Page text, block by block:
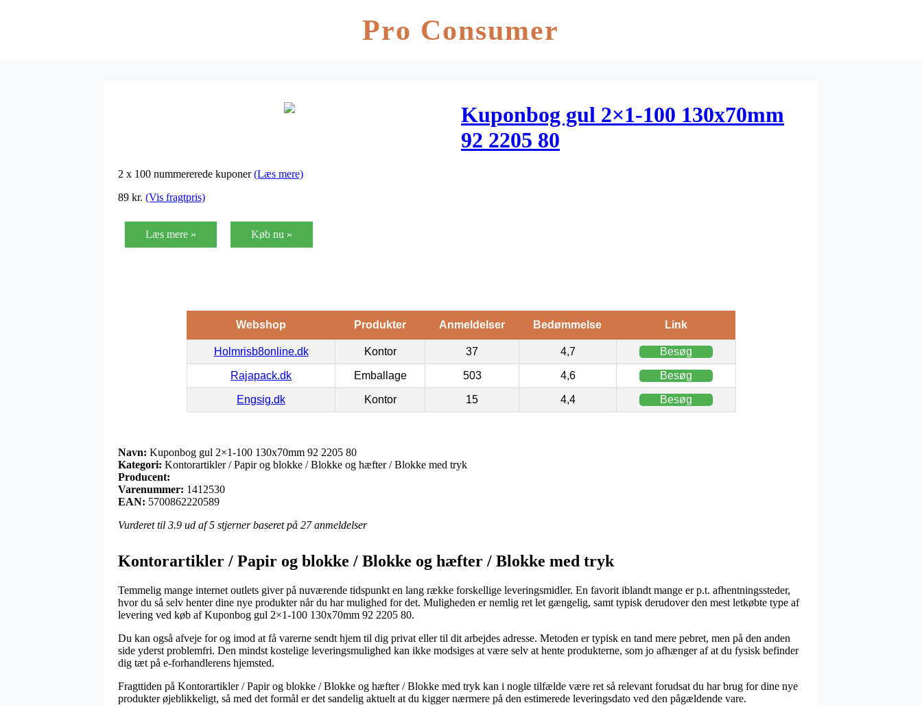
Pro Consumer
Kuponbog gul 2×1-100 130x70mm
92 2205 80
2 x 100 nummererede kuponer(Læs mere)
89 kr. (Vis fragtpris)
Læs mere » Køb nu »
Webshop Produkter Anmeldelser Bedømmelse Link
Holmrisb8online.dk Kontor 37 4,7 Besøg
Rajapack.dk Emballage 503 4,6 Besøg
Engsig.dk Kontor 15 4,4 Besøg
Navn: Kuponbog gul 2×1-100 130x70mm 92 2205 80
Kategori: Kontorartikler / Papir og blokke / Blokke og hæfter / Blokke med tryk
Producent:
Varenummer: 1412530
EAN: 5700862220589
Vurderet til 3.9 ud af 5 stjerner baseret på 27anmeldelser
Kontorartikler / Papir og blokke / Blokke og hæfter / Blokke med tryk
Temmelig mange internet outlets giver på nuværende tidspunkt en lang række forskellige leveringsmidler. En favorit iblandt mange er p.t. afhentningssteder,
hvor du så selv henter dine nye produkter når du har mulighed for det. Muligheden er nemlig ret let gængelig, samt typisk derudover den mest letkøbte type af
levering ved køb af Kuponbog gul 2×1-100 130x70mm 92 2205 80.
Du kan også afveje for og imod at få varerne sendt hjem til dig privat eller til dit arbejdes adresse. Metoden er typisk en tand mere pebret, men på den anden
side yderst problemfri. Den mindst kostelige leveringsmulighed kan ikke modsiges at være selv at hente produkterne, som jo afhænger af at du fysisk befinder
dig tæt på e-forhandlerens hjemsted.
Fragttiden på Kontorartikler / Papir og blokke / Blokke og hæfter / Blokke med tryk kan i nogle tilfælde være ret så relevant forudsat du har brug for dine nye
produkter øjeblikkeligt, så med det formål er det sandelig aktuelt at du kigger nærmere på den estimerede leveringsdato ved den pågældende vare.